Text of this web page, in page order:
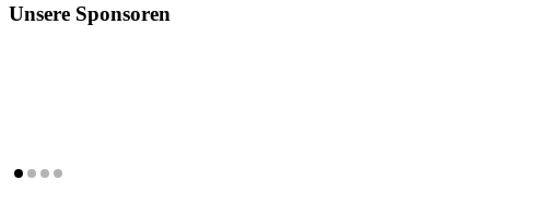
Unsere Sponsoren